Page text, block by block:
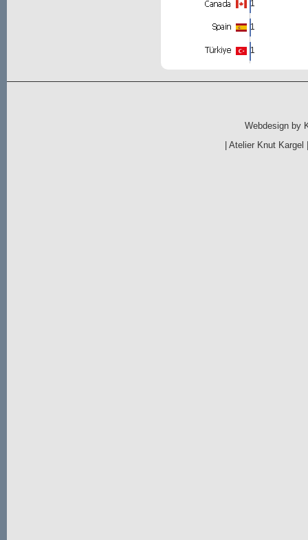
Webdesign by
|Atelier Knut Kargel